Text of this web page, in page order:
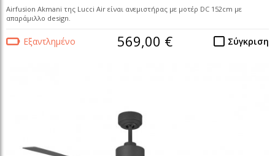
Airfusion Akmani της Lucci Air είναι ανεμιστήρας με μοτέρ DC 152cm με
απαράμιλλο design.
Εξαντλημένο Σύγκριση
569,00 €